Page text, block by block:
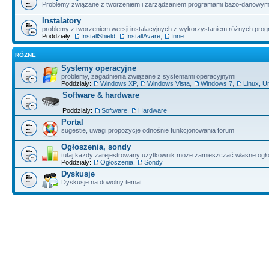
Problemy związane z tworzeniem i zarządzaniem programami bazo-
Instalatory
problemy z tworzeniem wersji instalacyjnych z wykorzystaniem różnych
Poddziały:
InstallShield InstallAvare Inne
RÓŻNE
Systemy operacyjne
problemy, zagadnienia związane z systemami operacyjnymi
Poddziały:
Windows XP, Windows Vista Windows 7 Linux,
Software & hardware
Poddziały: Software Hardware
Portal
sugestie, uwagi propozycje odnośnie funkcjonowania forum
Ogłoszenia, sondy
tutaj każdy zarejestrowany użytkownik może zamieszczać własne
Poddziały:
Ogłoszenia Sondy
Dyskusje
Dyskusje na dowolny temat.